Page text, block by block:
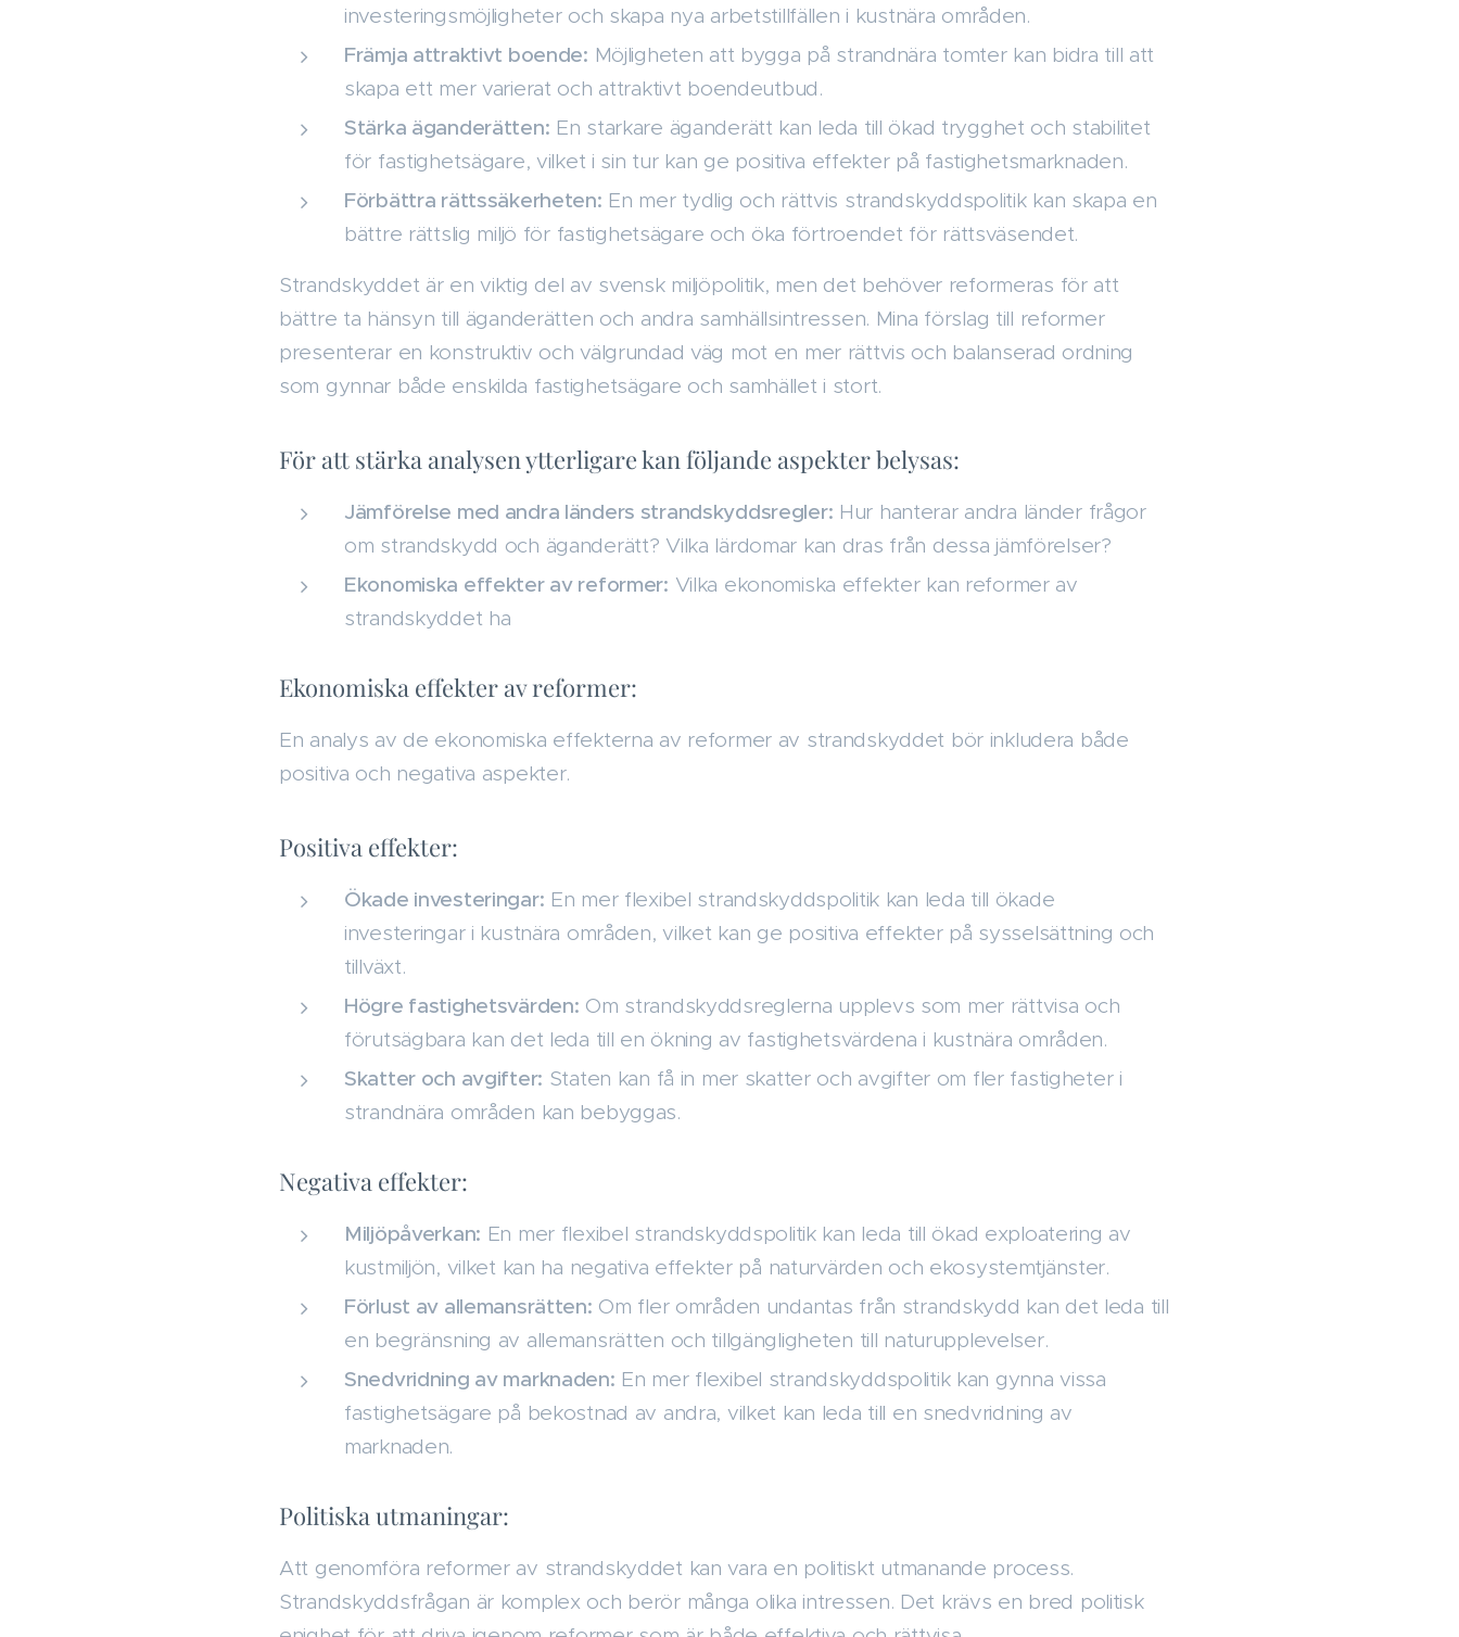
investeringsmöjligheter och skapa nya arbetstillfällen i kustnära områden.
Främja attraktivt boende: Möjligheten att bygga på strandnära tomter kan bidra till att
skapa ett mer varierat och attraktivt boendeutbud.
Stärka äganderätten: En starkare äganderätt kan leda till ökad trygghet och stabilitet
för fastighetsägare, vilket i sin tur kan ge positiva effekter på fastighetsmarknaden.
Förbättra rättssäkerheten: En mer tydlig och rättvis strandskyddspolitik kan skapa en
bättre rättslig miljö för fastighetsägare och öka förtroendet för rättsväsendet.
Strandskyddet är en viktig del av svensk miljöpolitik, men det behöver reformeras för att
bättre ta hänsyn till äganderätten och andra samhällsintressen. Mina förslag till reformer
presenterar en konstruktiv och välgrundad väg mot en mer rättvis och balanserad ordning
som gynnar både enskilda fastighetsägare och samhället i stort.
För att stärka analysen ytterligare kan följande aspekter belysas:
Jämförelse med andra länders strandskyddsregler: Hur hanterar andra länder frågor
om strandskydd och äganderätt? Vilka lärdomar kan dras från dessa jämförelser?
Ekonomiska effekter av reformer: Vilka ekonomiska effekter kan reformer av
strandskyddet ha
Ekonomiska effekter av reformer:
En analys av de ekonomiska effekterna av reformer av strandskyddet bör inkludera både
positiva och negativa aspekter.
Positiva effekter:
Ökade investeringar: En mer flexibel strandskyddspolitik kan leda till ökade
investeringar i kustnära områden, vilket kan ge positiva effekter på sysselsättning och
tillväxt.
Högre fastighetsvärden: Om strandskyddsreglerna upplevs som mer rättvisa och
förutsägbara kan det leda till en ökning av fastighetsvärdena i kustnära områden.
Skatter och avgifter: Staten kan få in mer skatter och avgifter om fler fastigheter i
strandnära områden kan bebyggas.
Negativa effekter:
Miljöpåverkan: En mer flexibel strandskyddspolitik kan leda till ökad exploatering av
kustmiljön, vilket kan ha negativa effekter på naturvärden och ekosystemtjänster.
Förlust av allemansrätten: Om fler områden undantas från strandskydd kan det leda till
en begränsning av allemansrätten och tillgängligheten till naturupplevelser.
Snedvridning av marknaden: En mer flexibel strandskyddspolitik kan gynna vissa
fastighetsägare på bekostnad av andra, vilket kan leda till en snedvridning av
marknaden.
Politiska utmaningar:
Att genomföra reformer av strandskyddet kan vara en politiskt utmanande process.
Strandskyddsfrågan är komplex och berör många olika intressen. Det krävs en bred politisk